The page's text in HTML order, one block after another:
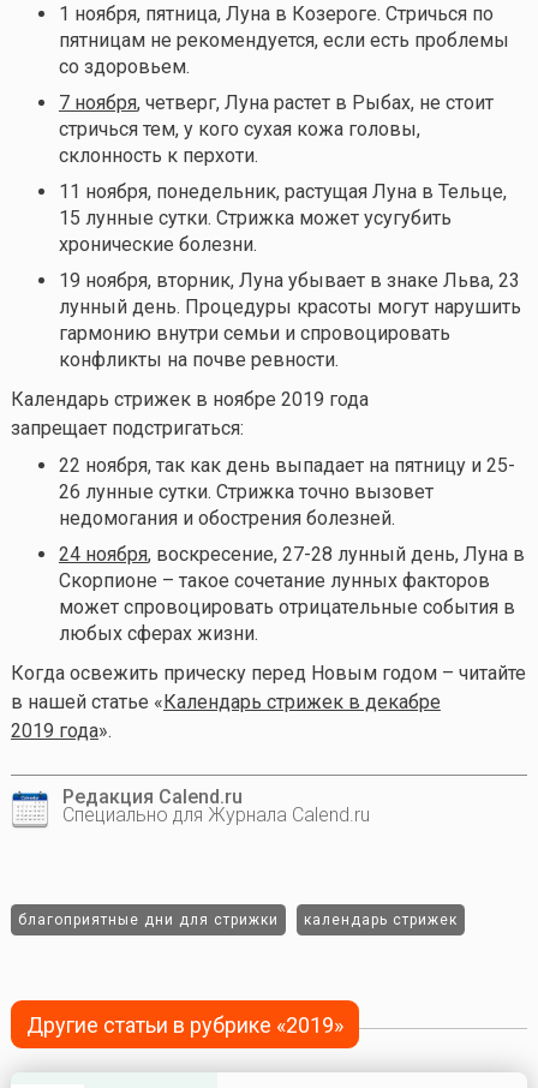
1 ноября, пятница, Луна в Козероге. Стричься по
пятницам не рекомендуется, если есть проблемы
со здоровьем.
7 ноября, четверг, Луна растет в Рыбах, не стоит
стричься тем, у кого сухая кожа головы,
склонность к перхоти.
11 ноября, понедельник, растущая Луна в Тельце,
15 лунные сутки. Стрижка может усугубить
хронические болезни.
19 ноября, вторник, Луна убывает в знаке Льва, 23
лунный день. Процедуры красоты могут нарушить
гармонию внутри семьи и спровоцировать
конфликты на почве ревности.
Календарь стрижек в ноябре 2019 года
запрещает подстригаться:
22 ноября, так как день выпадает на пятницу и 25-
26 лунные сутки. Стрижка точно вызовет
недомогания и обострения болезней.
24 ноября, воскресение, 27-28 лунный день, Луна в
Скорпионе – такое сочетание лунных факторов
может спровоцировать отрицательные события в
любых сферах жизни.
Когда освежить прическу перед Новым годом – читайте
в нашей статье «Календарь стрижек в декабре
2019 года».
Редакция Calend.ru
Специально для Журнала Calend.ru
благоприятные дни для стрижки календарь стрижек
Другие статьи в рубрике «2019»